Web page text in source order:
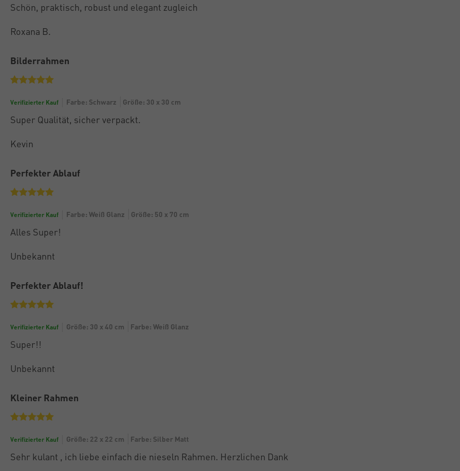
Schön, praktisch, robust und elegant zugleich
Roxana B.
Bilderrahmen
Verifizierter Kauf Farbe: Schwarz Größe: 30 x 30 cm
Super Qualität, sicher verpackt.
Kevin
Perfekter Ablauf
Verifizierter Kauf Farbe: Weiß Glanz Größe: 50 x 70 cm
Alles Super!
Unbekannt
Perfekter Ablauf!
Verifizierter Kauf Größe: 30 x 40 cm Farbe: Weiß Glanz
Super!!
Unbekannt
Kleiner Rahmen
Verifizierter Kauf Größe: 22 x 22 cm Farbe: Silber Matt
Sehr kulant , ich liebe einfach die nieseln Rahmen. Herzlichen Dank